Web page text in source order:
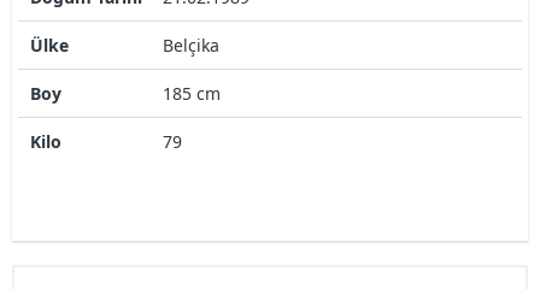
Ülke Belçika
Boy 185 cm
Kilo 79